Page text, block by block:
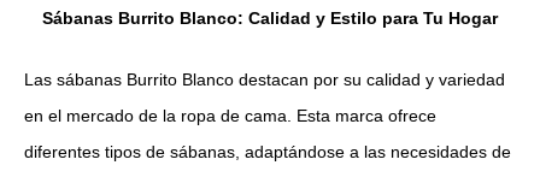
Sábanas Burrito Blanco: Calidad y Estilo para Tu Hogar
Las sábanas Burrito Blanco destacan por su calidad y variedad
en el mercado de la ropa de cama. Esta marca ofrece
diferentes tipos de sábanas, adaptándose a las necesidades de